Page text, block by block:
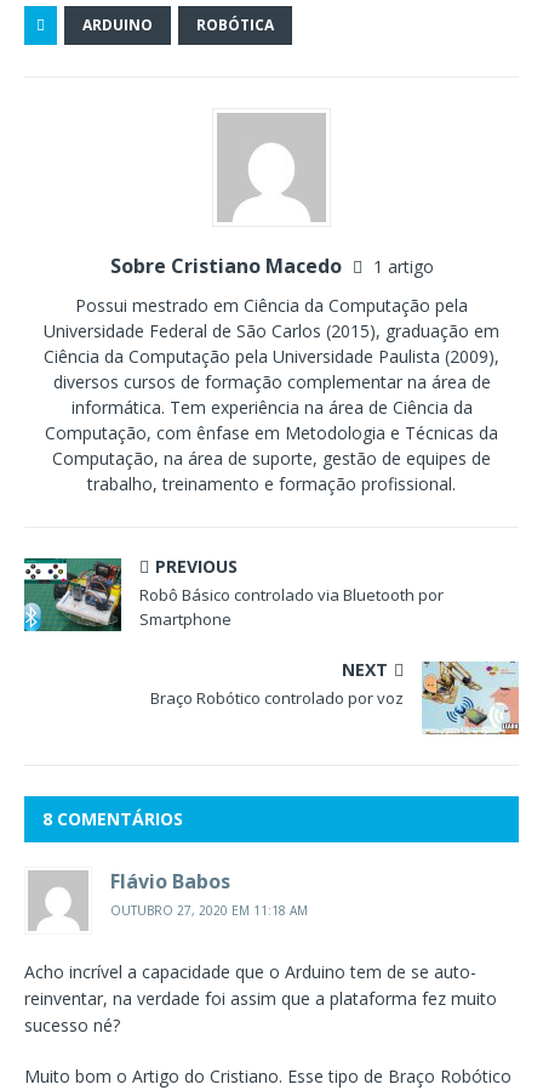
ARDUINO ROBÓTICA
Sobre Cristiano Macedo
1 artigo
Possui mestrado em Ciência da Computação pela
Universidade Federal de São Carlos (2015), graduação em
Ciência da Computação pela Universidade Paulista (2009),
diversos cursos de formação complementar na área de
informática. Tem experiência na área de Ciência da
Computação, com ênfase em Metodologia e Técnicas da
Computação, na área de suporte, gestão de equipes de
trabalho, treinamento e formação profissional.
PREVIOUS
Robô Básico controlado via Bluetooth por
Smartphone
NEXT
Braço Robótico controlado por voz
8 COMENTÁRIOS
Flávio Babos
OUTUBRO 27, 2020 EM 11:18 AM
Acho incrível a capacidade que o Arduino tem de se auto-
reinventar, na verdade foi assim que a plataforma fez muito
sucesso né?
Muito bom o Artigo do Cristiano. Esse tipo de Braço Robótico